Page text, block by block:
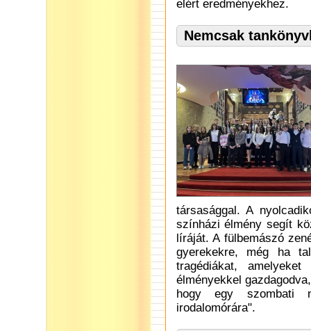
elért eredményekhez.
Nemcsak
társasággal. A
színházi élmény segít
líráját. A fülbemászó
gyerekekre, még ha
tragédiákat,
élményekkel
hogy egy szombati
irodalomórára".